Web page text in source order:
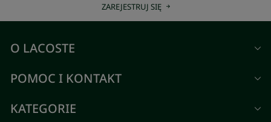
ZAREJESTRUJ SIĘ
O LACOSTE
POMOC I KONTAKT
KATEGORIE